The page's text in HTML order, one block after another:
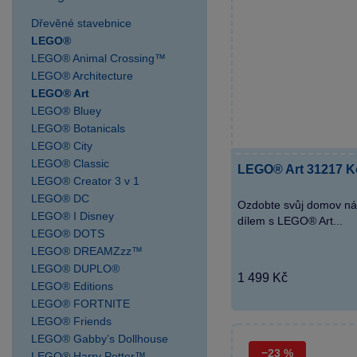
výdejní místo
SPARKYS Praha AVION
Shopping Park Zličín
SPARKYS Praha Fashion
Arena Outlet
SPARKYS Praha Hlavní
nádraží
SPARKYS Praha OC
Novo Plaza
SPARKYS Praha OC
Nový Smíchov
SPARKYS Praha OC
SPARKYS Praha
Palladium
SPARKYS Praha
Václavské náměstí JULIŠ
Dřevěné stavebnice
LEGO®
LEGO® Animal Crossing™
LEGO® Architecture
LEGO® Art
LEGO® Bluey
LEGO® Botanicals
LEGO® City
LEGO® Classic
LEGO® Creator 3 v 1
LEGO® DC
LEGO® I Disney
LEGO® DOTS
LEGO® DREAMZzz™
LEGO® DUPLO®
LEGO® Editions
LEGO® FORTNITE
LEGO® Friends
LEGO® Gabby’s Dollhouse
LEGO® Art 31217
Ozdobte svůj domov
dílem s LEGO® Art...
1 499 Kč
−23 %